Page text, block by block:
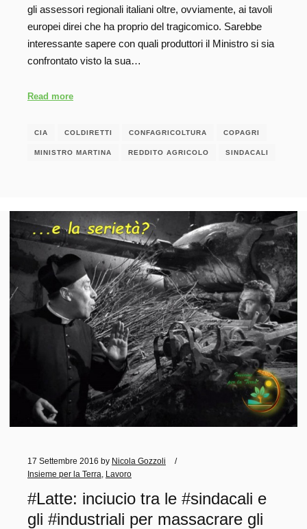
gli assessori regionali italiani oltre, ovviamente, ai tavoli
europei direi che ha proprio del tragicomico. Sarebbe
interessante sapere con quali produttori il Ministro si sia
confrontato visto la sua…
Read more
CIA COLDIRETTI CONFAGRICOLTURA COPAGRI
MINISTRO MARTINA REDDITO AGRICOLO SINDACALI
17 Settembre 2016 by Nicola Gozzoli
Insieme per la Terra
Lavoro
#Latte: inciucio tra le #sindacali e
gli #industriali per massacrare gli